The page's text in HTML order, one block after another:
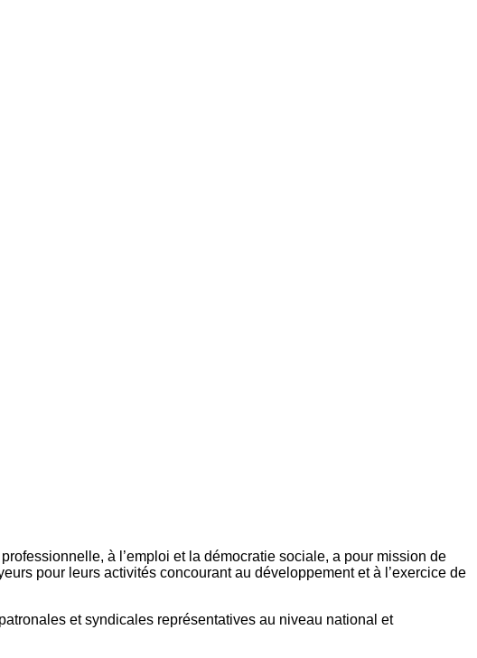
à l’emploi et la démocratie sociale, a pour mission de
pour leurs activités concourant au développement et à l’exercice de
et syndicales représentatives au niveau national et